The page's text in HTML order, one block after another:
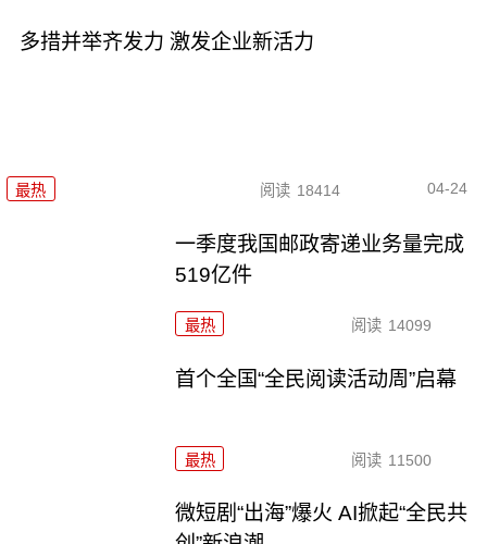
多措并举齐发力 激发企业新活力
最热 阅读 18414 04-24
一季度我国邮政寄递业务量完成
519亿件
最热 阅读 14099
首个全国“全民阅读活动周”启幕
最热 阅读 11500
微短剧“出海”爆火 AI掀起“全民共